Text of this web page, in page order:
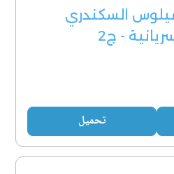
السكندري
- ج2
تحميل